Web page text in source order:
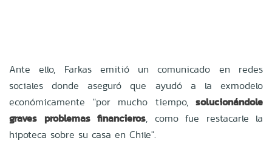
Ante ello, Farkas emitió un comunicado en redes
sociales donde aseguró que ayudó a la exmodelo
económicamente "por mucho tiempo, solucionándole
graves problemas financieros, como fue restacarle la
hipoteca sobre su casa en Chile".